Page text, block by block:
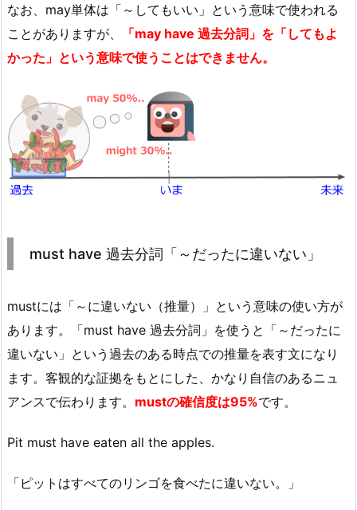
なお、may単体は「～してもいい」という意味で使われる
ことがありますが、
「may have 過去分詞」を「してもよ
かった」という意味で使うことはできません。
must have 過去分詞「～だったに違いない」
mustには「～に違いない（推量）」という意味の使い方が
あります。「must have 過去分詞」を使うと「～だったに
違いない」という過去のある時点での推量を表す文になり
ます。客観的な証拠をもとにした、かなり自信のあるニュ
アンスで伝わります。 mustの確信度は95%です。
Pit must have eaten all the apples.
「ピットはすべてのリンゴを食べたに違いない。」